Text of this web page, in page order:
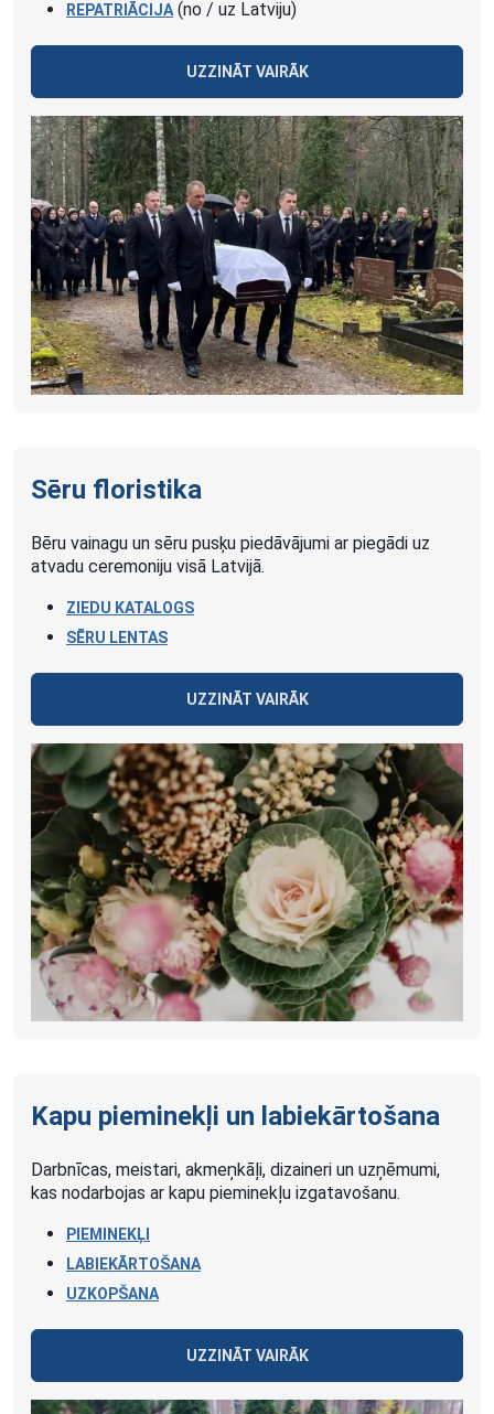
REPATRIĀCIJA (no / uz Latviju)
UZZINĀT VAIRĀK
Sēru floristika
Bēru vainagu un sēru pusķu piedāvājumi ar piegādi uz
atvadu ceremoniju visā Latvijā.
ZIEDU KATALOGS
SĒRU LENTAS
UZZINĀT VAIRĀK
Kapu pieminekļi un labiekārtošana
Darbnīcas, meistari, akmeņkāļi, dizaineri un uzņēmumi,
kas nodarbojas ar kapu pieminekļu izgatavošanu.
PIEMINEKĻI
LABIEKĀRTOŠANA
UZKOPŠANA
UZZINĀT VAIRĀK